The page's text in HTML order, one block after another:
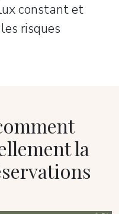
constant et
risques
la